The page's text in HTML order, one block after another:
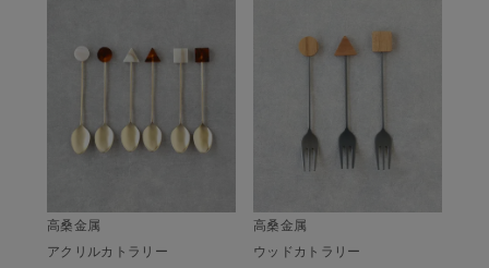
高桑金属
アクリルカトラリー
高桑金属
ウッドカトラリー